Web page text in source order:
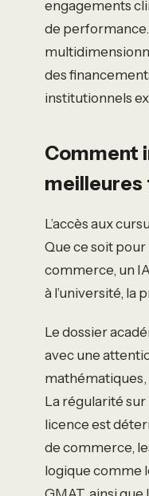
engagements
de
des
institutionnels
Comment
meilleures
L’accès aux
Que ce soit
commerce, un
à l’université, la
Le dossier
avec une
mathématiques,
La régularité sur
licence est
de commerce,
logique comme